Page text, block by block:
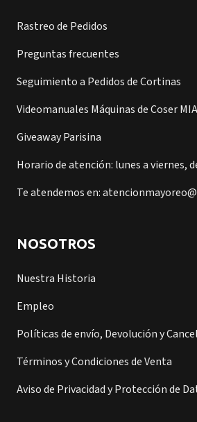
Rastreo de Pedidos
Preguntas frecuentes
Seguimiento a Pedidos de Cortinas
Videomanuales Máquinas de Coser MIA
Giveaway Parisina
Horario de atención: lunes a viernes,
Te atendemos en:
NOSOTROS
Nuestra Historia
Empleo
Políticas de envío, Devolución y
Términos y Condiciones de Venta
Aviso de Privacidad y Protección de